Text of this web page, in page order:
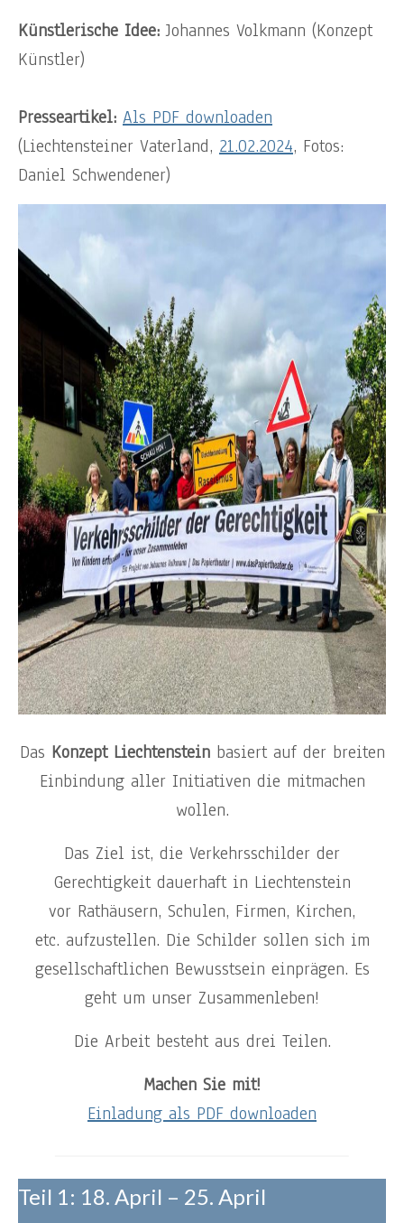
Künstlerische Idee: Johannes Volkmann (Konzept
Künstler)
Presseartikel: Als PDF downloaden
(Liechtensteiner Vaterland, 21.02.2024, Fotos:
Daniel Schwendener)
Das Konzept Liechtensteinbasiert auf der breiten
Einbindung aller Initiativen die mitmachen
wollen.
Das Ziel ist, die Verkehrsschilder der
Gerechtigkeit dauerhaft in Liechtenstein
vor Rathäusern, Schulen, Firmen, Kirchen,
etc. aufzustellen. Die Schilder sollen sich im
gesellschaftlichen Bewusstsein einprägen. Es
geht um unser Zusammenleben!
Die Arbeit besteht aus drei Teilen.
Machen Sie mit!
Einladung als PDF downloaden
Teil 1: 18. April – 25. April